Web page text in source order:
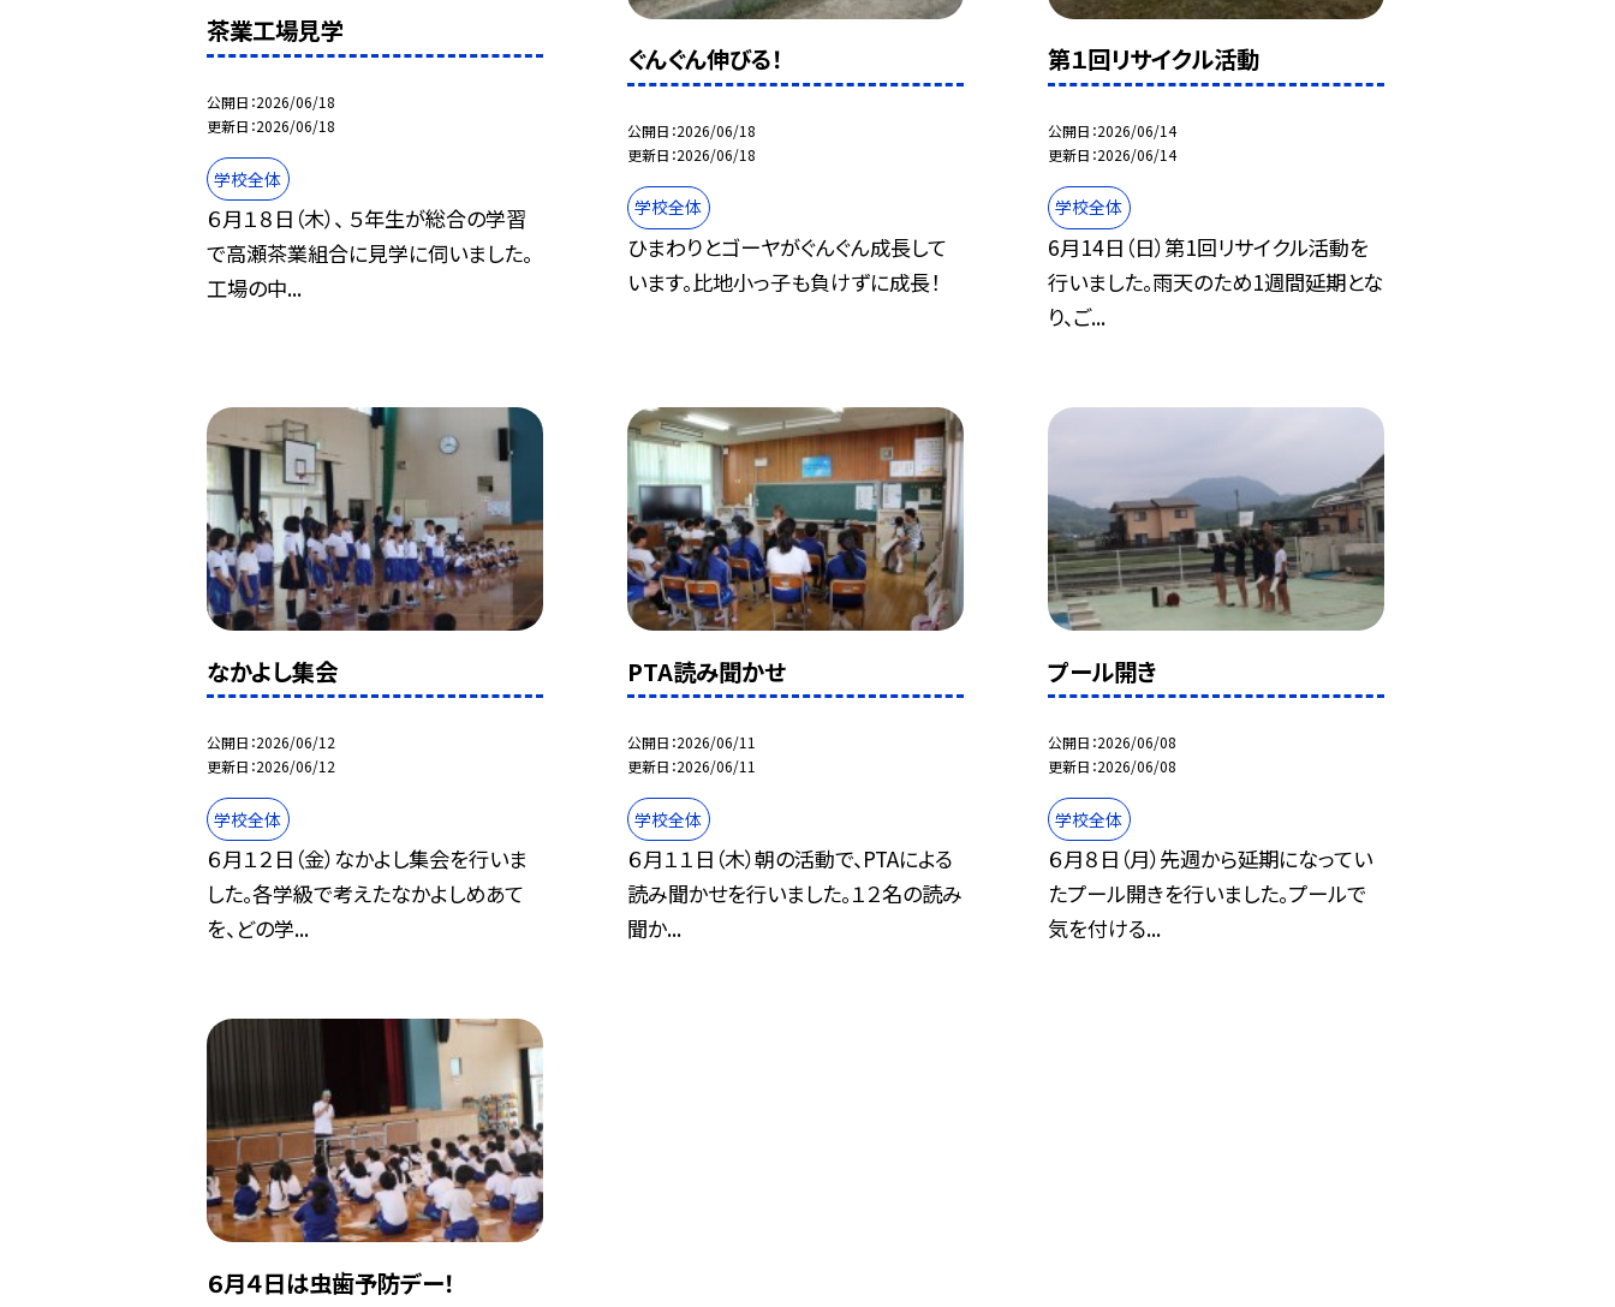
茶業工場見学
公開日 2026/06/18
更新日 2026/06/18
学校全体
６月１８日（木）、 ５年生が総合の学習
で高瀬茶業組合に見学に伺いました。
工場の中...
ぐんぐん伸びる！
公開日 2026/06/18
更新日 2026/06/18
学校全体
ひまわりとゴーヤがぐんぐん成長して
います。比地小っ子も負けずに成長！
第１回リサイクル活動
公開日 2026/06/14
更新日 2026/06/14
学校全体
6月14日（日）第1回リサイクル活動を
行いました。雨天のため1週間延期とな
り、ご...
なかよし集会
公開日 2026/06/12
更新日 2026/06/12
学校全体
６月１２日（金）なかよし集会を行いま
した。各学級で考えたなかよしめあて
を、どの学...
PTA読み聞かせ
公開日 2026/06/11
更新日 2026/06/11
学校全体
６月１１日（木）朝の活動で、PTAによる
読み聞かせを行いました。１２名の読み
聞か...
プール開き
公開日 2026/06/08
更新日 2026/06/08
学校全体
６月８日（月）先週から延期になってい
たプール開きを行いました。プールで
気を付ける...
６月４日は虫歯予防デー！